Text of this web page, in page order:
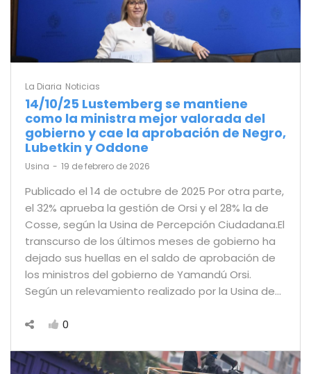
La Diaria Noticias
14/10/25 Lustemberg se mantiene
como la ministra mejor valorada del
gobierno y cae la aprobación de Negro,
Lubetkin y Oddone
by
Usina 19 de febrero de 2026
Publicado el 14 de octubre de 2025 Por otra parte,
el 32% aprueba la gestión de Orsi y el 28% la de
Cosse, según la Usina de Percepción Ciudadana.El
transcurso de los últimos meses de gobierno ha
dejado sus huellas en el saldo de aprobación de
los ministros del gobierno de Yamandú Orsi.
Según un relevamiento realizado por la Usina de…
0